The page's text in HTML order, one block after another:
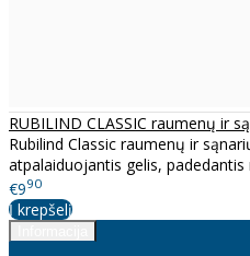
RUBILIND CLASSIC raumenų ir
Rubilind Classic raumenų ir
atpalaiduojantis gelis, padedantis
€990
Į krepšelį